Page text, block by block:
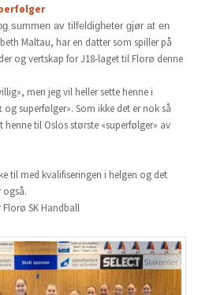
summen av tilfeldigheter gjør at en
Maltau, har en datter som spiller på
og vertskap for J18-laget til Florø denne
men jeg vil heller sette henne i
superfølger». Som ikke det er nok så
henne til Oslos største «superfølger» av
til med kvalifiseringen i helgen og det
også.
SK Handball